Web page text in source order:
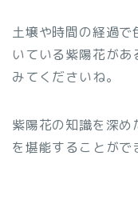
土壌や時間の経過
いている紫陽花が
みてくださいね。
紫陽花の知識を深め
を堪能することがで